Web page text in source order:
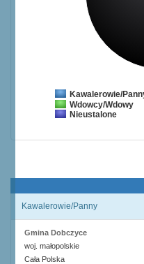
Kawalerowie/
Wdowcy/Wdowy
Nieustalone
Kawalerowie/Panny
Gmina Dobczyce
woj. małopolskie
Cała Polska